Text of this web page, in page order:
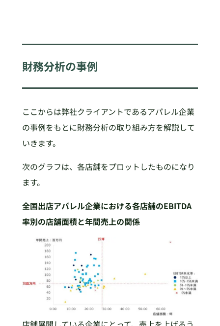
財務分析の事例
ここからは弊社クライアントであるアパレル企業
の事例をもとに財務分析の取り組み方を解説して
いきます。
次のグラフは、各店舗をプロットしたものになり
ます。
全国出店アパレル企業における各店舗のEBITDA
率別の店舗面積と年間売上の関係​